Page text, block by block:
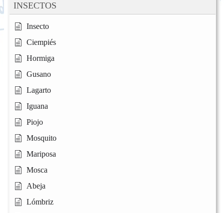
INSECTOS
Insecto
Ciempiés
Hormiga
Gusano
Lagarto
Iguana
Piojo
Mosquito
Mariposa
Mosca
Abeja
Lómbriz